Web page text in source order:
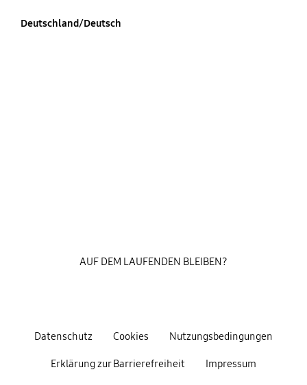
Deutschland/Deutsch
Datenschutz Cookies Nutzungsbedingungen
Erklärung zur Barrierefreiheit Impressum
AUF DEM LAUFENDEN BLEIBEN?